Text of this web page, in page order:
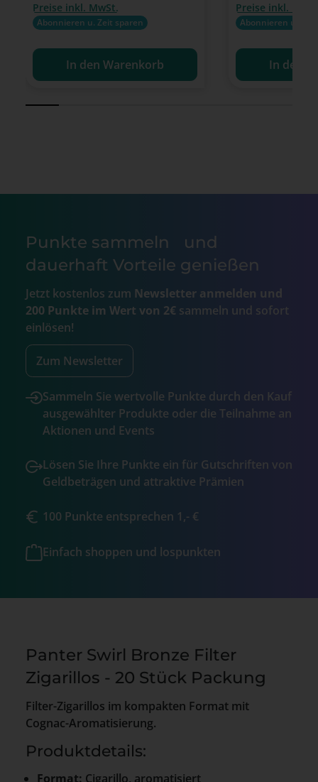
Preise inkl. MwSt.
Abonnieren u. Zeit sparen
In den Warenkorb
Preise inkl.
Abonnieren u.
In den
Punkte sammeln und
dauerhaft Vorteile genießen
Jetzt kostenlos zum Newsletter anmelden und
200 Punkte im Wert von 2€ sammeln und sofort
einlösen!
Zum Newsletter
Sammeln Sie wertvolle Punkte durch den Kauf
ausgewählter Produkte oder die Teilnahme an
Aktionen und Events
Lösen Sie Ihre Punkte ein für Gutschriften von
Geldbeträgen und attraktive Prämien
100 Punkte entsprechen 1,- €
Einfach shoppen und lospunkten
Panter Swirl Bronze Filter
Zigarillos - 20 Stück Packung
Filter-Zigarillos im kompakten Format mit
Cognac-Aromatisierung.
Produktdetails:
Format: Cigarillo, aromatisiert